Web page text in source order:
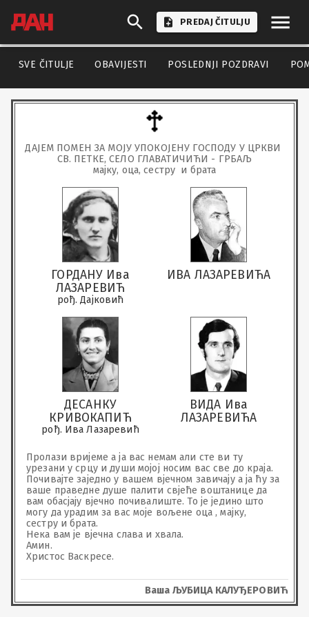
PREDAJ ČITULJU
SVE ČITULJE OBAVIJESTI POSLEDNJI POZDRAVI
ДАЈЕМ ПОМЕН ЗА МОЈУ УПОКОЈЕНУ ГОСПОДУ У ЦРКВИ
СВ. ПЕТКЕ, СЕЛО ГЛАВАТИЧИЋИ - ГРБАЉ
мајку, оца, сестру  и брата
ГОРДАНУ Ива
ЛАЗАРЕВИЋ
рођ. Дајковић
ИВА ЛАЗАРЕВИЋА
ДЕСАНКУ
КРИВОКАПИЋ
рођ. Ива Лазаревић
ВИДА Ива
ЛАЗАРЕВИЋА
Пролази вријеме а ја вас немам али сте ви ту
урезани у срцу и души мојој носим вас све до краја.
Почивајте заједно у вашем вјечном завичају а ја ћу за
ваше праведне душе палити свјеће воштанице да
вам обасјају вјечно почивалиште. То је једино што
могу да урадим за вас моје вољене оца , мајку,
сестру и брата.
Нека вам је вјечна слава и хвала.
Амин.
Христос Васкресе.
Ваша ЉУБИЦА КАЛУЂЕРОВИЋ